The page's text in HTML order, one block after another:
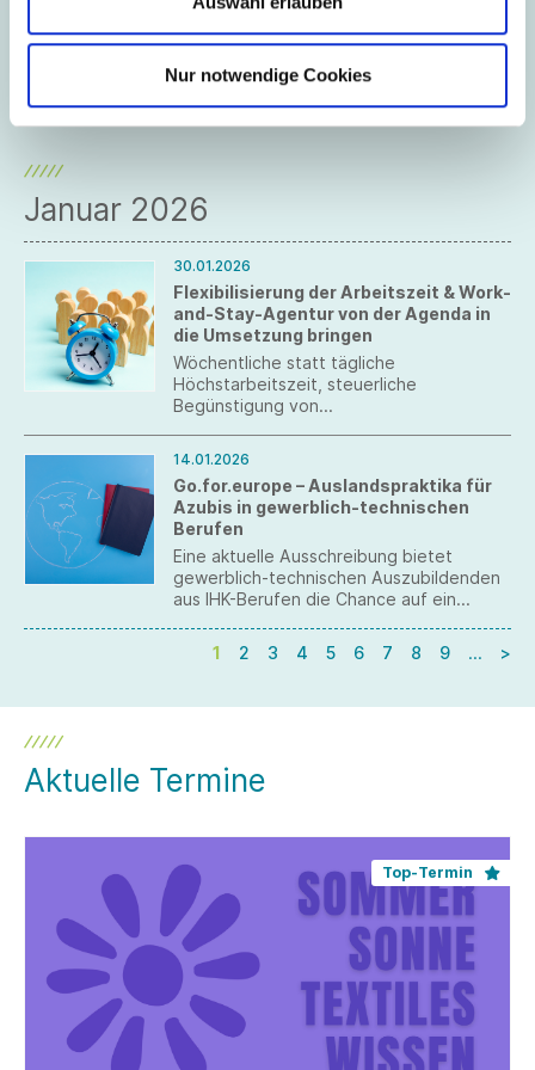
Nur notwendige Cookies
Bereits zum 16. Mal schreibt die baden-
württembergische Landesregierung und
die L‑Bank den Landespreis für junge
Unternehmen aus. Ausgezeichnet werden
die besten
bis zum 13. Februar 2026.
Januar 2026
30.01.2026
Flexibilisierung der Arbeitszeit & Work-
and-Stay-Agentur von der Agenda in
die Umsetzung bringen
Wöchentliche statt tägliche
Höchstarbeitszeit, steuerliche
Begünstigung von
Gewinnung von Fachkräften aus dem
Ausland – Südwesttextil begrüßt die in
der nationalen Tourismusstrategie
enthaltenen Maßnahmen.
14.01.2026
Go.for.europe – Auslandspraktika für
Azubis in gewerblich-technischen
Berufen
Eine aktuelle Ausschreibung bietet
gewerblich-technischen Auszubildenden
aus IHK-Berufen die Chance auf ein
ist der 1. März 2026.
1 2 3 4 5 6 7 8 9 … >
Aktuelle Termine
Top-Termin